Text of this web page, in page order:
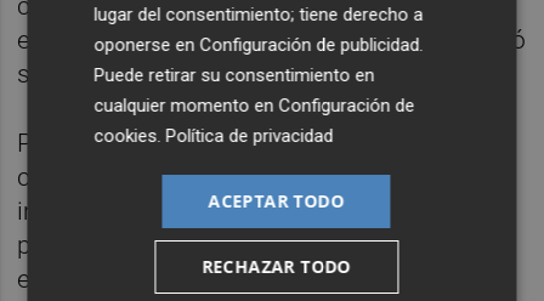
cuenta con un presupuesto de 300.000
euros de los que el Ayuntamiento de Castelló
subvencionará un total de 80.000 euros.
Para la alcaldesa de Castelló, acuerdos
como estos son "el mejor ejemplo" de la
importancia de la colaboración institucional
para contar con la mejor oferta cultural y
educativa que beneficia a miles de
lugar del consentimiento; tiene derecho a
oponerse enConfiguración de publicidad.
Puede retirar su consentimiento en
cualquier momento enConfiguración de
cookies.Política de privacidad
ACEPTAR TODO
RECHAZAR TODO